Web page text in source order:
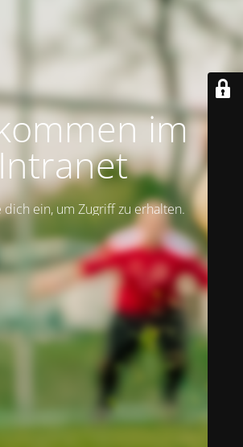
im
Intranet
dich ein, um Zugriff zu erhalten.